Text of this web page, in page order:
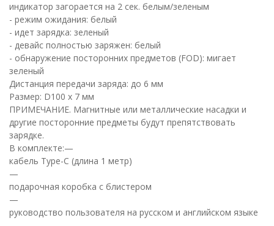
индикатор загорается на 2 сек. белым/зеленым
- режим ожидания: белый
- идет зарядка: зеленый
- девайс полностью заряжен: белый
- обнаружение посторонних предметов (FOD): мигает
зеленый
Дистанция передачи заряда: до 6 мм
Размер: D100 х 7 мм
ПРИМЕЧАНИЕ. Магнитные или металлические насадки и
другие посторонние предметы будут препятствовать
зарядке.
В комплекте:—
кабель Type-C (длина 1 метр)
—
подарочная коробка с блистером
—
руководство пользователя на русском и английском языке